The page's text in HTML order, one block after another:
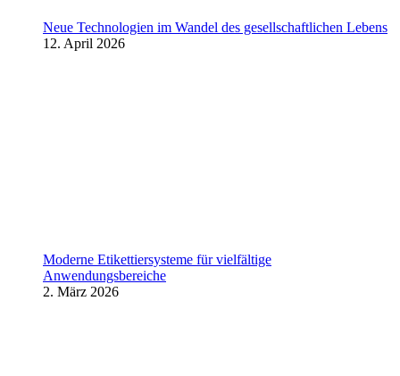
Neue Technologien im Wandel des gesellschaftlichen Lebens
12. April 2026
Moderne Etikettiersysteme für vielfältige
Anwendungsbereiche
2. März 2026